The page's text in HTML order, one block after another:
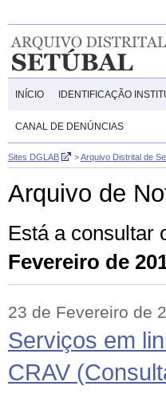
INÍCIO IDENTIFICAÇÃO
CANAL DE DENÚNCIAS
Sites DGLAB >Arquivo Distrital de
Arquivo de
Está a consultar
Fevereiro de
23 de Fevereiro de
Serviços em
CRAV